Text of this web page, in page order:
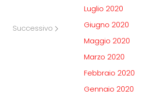
Successivo
Luglio 2020
Giugno 2020
Maggio 2020
Marzo 2020
Febbraio 2020
Gennaio 2020